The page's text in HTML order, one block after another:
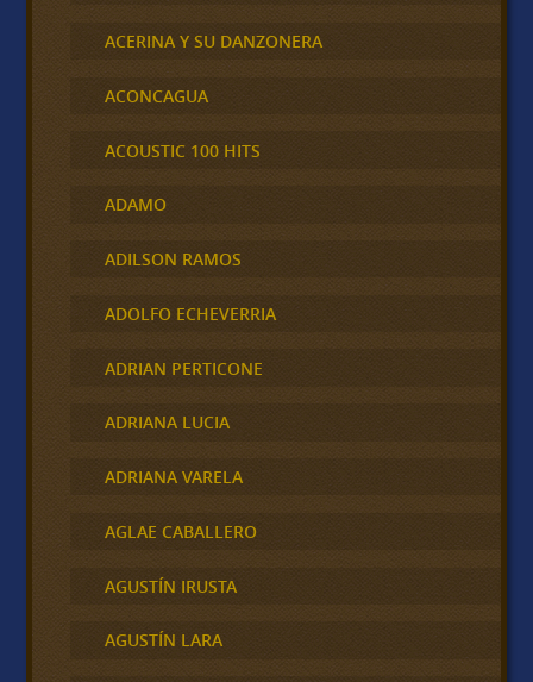
ACERINA Y SU DANZONERA
ACONCAGUA
ACOUSTIC 100 HITS
ADAMO
ADILSON RAMOS
ADOLFO ECHEVERRIA
ADRIAN PERTICONE
ADRIANA LUCIA
ADRIANA VARELA
AGLAE CABALLERO
AGUSTÍN IRUSTA
AGUSTÍN LARA